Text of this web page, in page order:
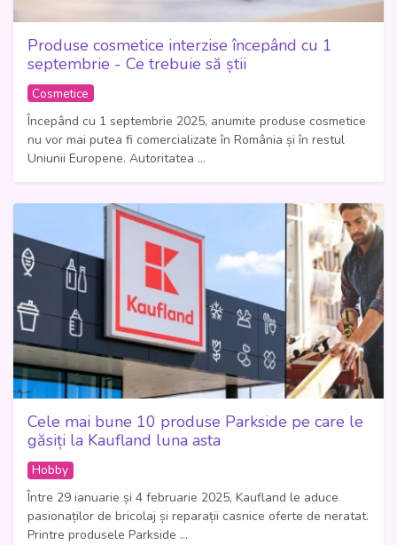
Produse cosmetice interzise începând cu 1
septembrie - Ce trebuie să știi
Cosmetice
Începând cu 1 septembrie 2025, anumite produse cosmetice
nu vor mai putea fi comercializate în România și în restul
Uniunii Europene. Autoritatea ...
Cele mai bune 10 produse Parkside pe care le
găsiți la Kaufland luna asta
Hobby
Între 29 ianuarie și 4 februarie 2025, Kaufland le aduce
pasionaților de bricolaj și reparații casnice oferte de neratat.
Printre produsele Parkside ...